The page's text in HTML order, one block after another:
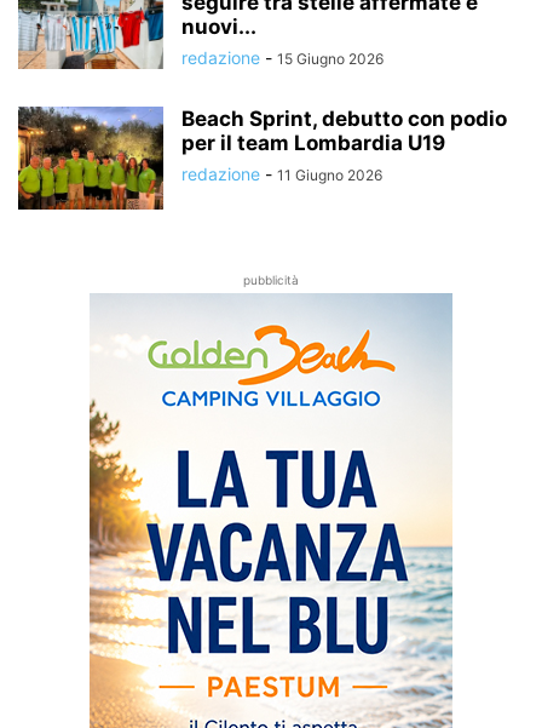
nuovi...
redazione - 15 Giugno 2026
Beach Sprint, debutto con podio
per il team Lombardia U19
redazione - 11 Giugno 2026
pubblicità